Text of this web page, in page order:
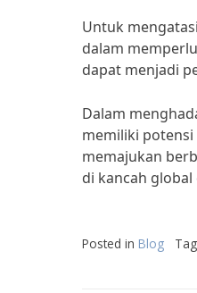
Untuk
dalam
dapat menjadi
Dalam
memiliki
memajukan
di kancah
Posted in Blog